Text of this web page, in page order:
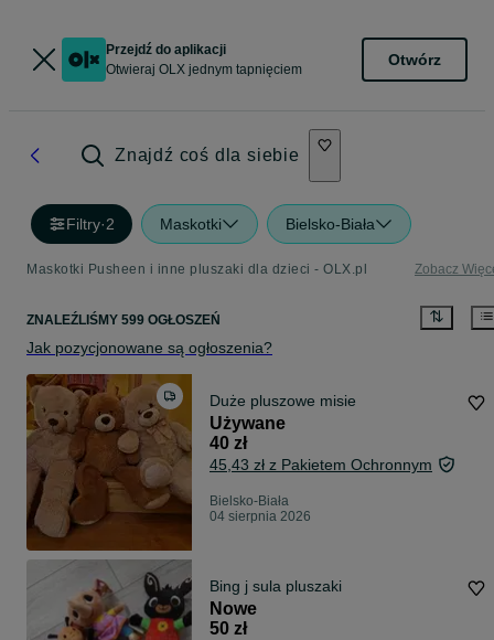
Przejdź do aplikacji
Otwieraj OLX jednym tapnięciem
Otwórz
Znajdź coś dla siebie
Filtry·2 Maskotki Bielsko-Biała
Maskotki Pusheen i inne pluszaki dla dzieci - OLX.pl Zobacz
ZNALEŹLIŚMY 599 OGŁOSZEŃ
Jak pozycjonowane są ogłoszenia?
Duże pluszowe misie
Używane
40 zł
45,43 zł z Pakietem Ochronnym
Bielsko-Biała
04 sierpnia 2026
Bing j sula pluszaki
Nowe
50 zł